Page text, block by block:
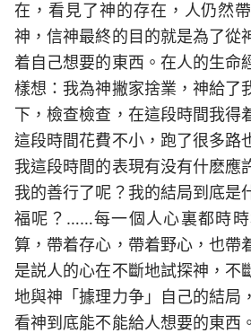
在，看見了神的存在，人仍然
神，信神最終的目的就是為了從
着自己想要的東西。在人的生命
樣想：我為神撇家捨業，神給了
下，檢查檢查，在這段時間我得
這段時間花費不小，跑了很多路
我這段時間的表現有没有什麽應
我的善行了呢？我的結局到底是
福呢？……每一個人心裏都時
算，帶着存心，帶着野心，也帶
是説人的心在不斷地試探神，不
地與神「據理力争」自己的結局
看神到底能不能給人想要的東西